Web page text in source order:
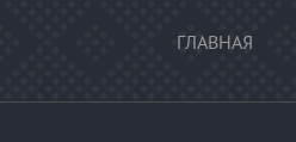
ГЛАВНАЯ